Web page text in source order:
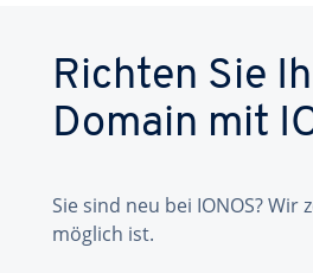
Richten Sie
Domain mit
Sie sind neu bei IONOS? Wir
möglich ist.